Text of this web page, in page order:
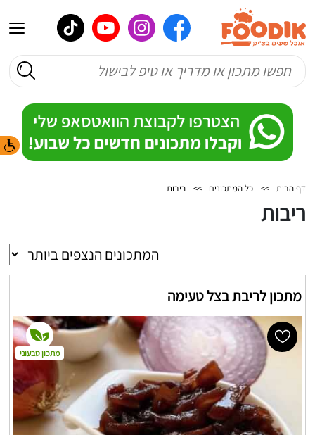
דף הבית >> כל המתכונים >> ריבות
ריבות
מתכון לריבת בצל טעימה
מתכון טבעוני